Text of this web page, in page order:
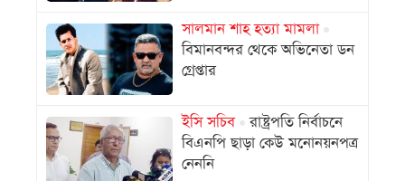
সালমান শাহ হত্যা মামলা
বিমানবন্দর থেকে অভিনেতা ডন
গ্রেপ্তার
ইসি সচিব
রাষ্ট্রপতি নির্বাচনে
বিএনপি ছাড়া কেউ মনোনয়নপত্র
নেননি